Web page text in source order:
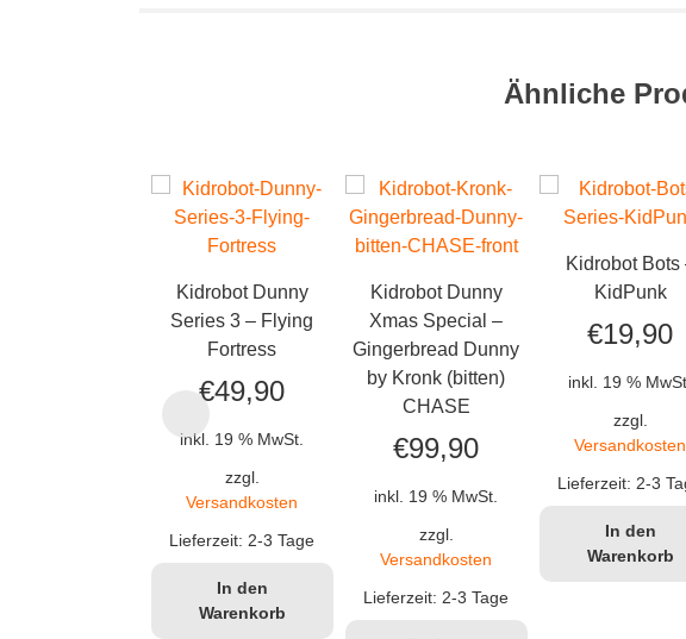
Ähnliche
Kidrobot Dunny
Series 3 – Flying
Fortress
€49,90
inkl. 19 % MwSt.
zzgl.
Versandkosten
Lieferzeit: 2-3 Tage
In den
Warenkorb
Kidrobot Dunny
Xmas Special –
Gingerbread Dunny
by Kronk (bitten)
CHASE
€99,90
inkl. 19 % MwSt.
zzgl.
Versandkosten
Lieferzeit: 2-3 Tage
Kidrobot Bots
KidPunk
€19,90
inkl. 19 % MwSt.
zzgl.
Versandkosten
Lieferzeit: 2-3
In den
Warenkorb